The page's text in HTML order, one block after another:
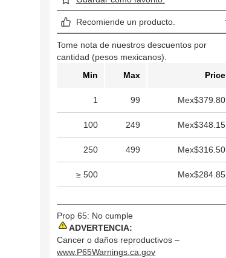
Recomiende un producto.
Tome nota de nuestros descuentos por
cantidad (pesos mexicanos).
Min
Max Price
1 99 Mex$379.80
100 249 Mex$348.15
250 499 Mex$316.50
≥ 500 Mex$284.85
Prop 65: No cumple
ADVERTENCIA:
Cancer o daños reproductivos –
www.P65Warnings.ca.gov